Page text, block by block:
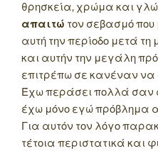
θρησκεία, χρώμα και
απαιτώ τον σεβασμό που
αυτή την περίοδο μετά
και αυτήν την μεγάλη
επιτρέπω σε κανέναν να
Έχω περάσει πολλά σαν
έχω μόνο εγώ πρόβλημα
Για αυτόν τον λόγο
τέτοια περιστατικά και